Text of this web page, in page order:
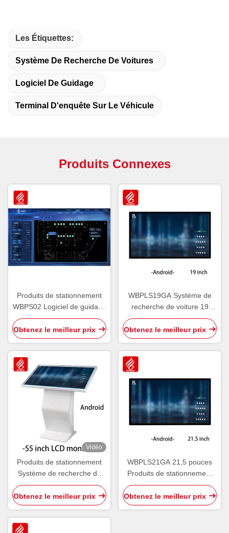
Les Étiquettes:
Système De Recherche De Voitures
Logiciel De Guidage
Terminal D'enquête Sur Le Véhicule
Produits Connexes
Produits de stationnement
WBPS02 Logiciel de guidage
de stationnement par
ultrasons V6.0
Obtenez le meilleur prix
WBPLS19GA Système de
recherche de voiture 19
pouces Terminal d'enquête
de véhicule
Obtenez le meilleur prix
Vidéo
Produits de stationnement
Système de recherche de
véhicules WBPLS55ZA 55
pouces Terminal d'enquête
sur les véhicules
Obtenez le meilleur prix
WBPLS21GA 21,5 pouces
Produits de stationnement
Terminal d'enquête de
véhicule
Obtenez le meilleur prix